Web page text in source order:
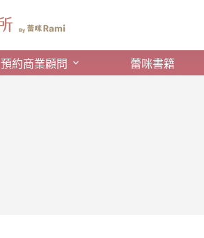
預約商業顧問 蕾咪書籍